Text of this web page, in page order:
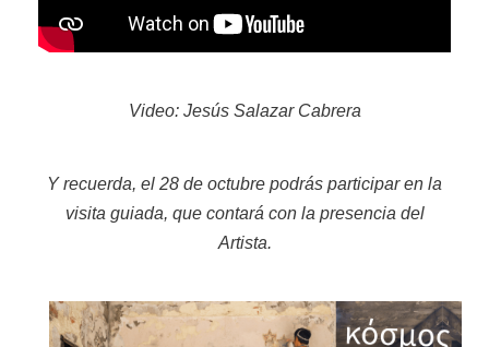
Video: Jesús Salazar Cabrera
Y recuerda, el 28 de octubre podrás participar en la
visita guiada, que contará con la presencia del
Artista.